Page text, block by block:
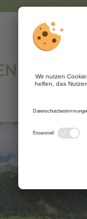
SIE MIT